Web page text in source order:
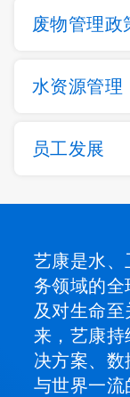
废物管理政
水资源管理
员工发展
艺康是水、
务领域的
及对生命
来，艺康
决方案、
与世界一流